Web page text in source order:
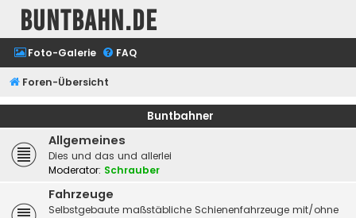
buntbahn.de
Foto-Galerie FAQ
Foren-Übersicht
Buntbahner
Allgemeines
Dies und das und allerlei
Moderator: Schrauber
Fahrzeuge
Selbstgebaute maßstäbliche Schienenfahrzeuge mit/ohne